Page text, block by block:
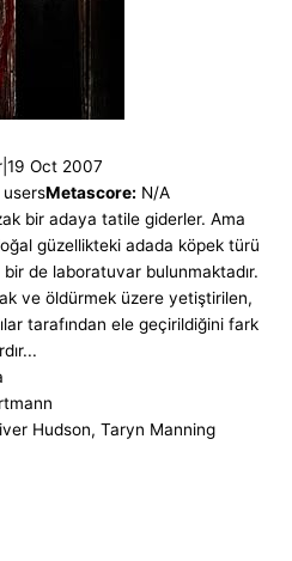
19 Oct 2007
usersMetascore: N/A
bir adaya tatile giderler. Ama
güzellikteki adada köpek türü
de laboratuvar bulunmaktadır.
ve öldürmek üzere yetiştirilen,
tarafından ele geçirildiğini fark
Hudson, Taryn Manning